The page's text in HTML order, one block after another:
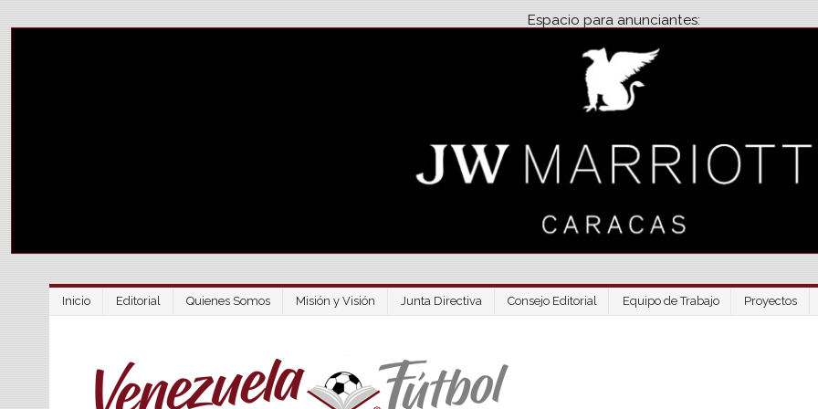
Espacio para anunciantes:
Inicio Editorial Quienes Somos Misión y Visión Junta Directiva Consejo Editorial Equipo de Trabajo Proyectos